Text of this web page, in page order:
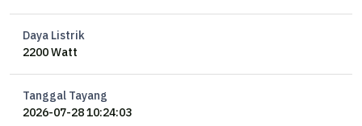
Daya Listrik
2200 Watt
Tanggal Tayang
2026-07-28 10:24:03